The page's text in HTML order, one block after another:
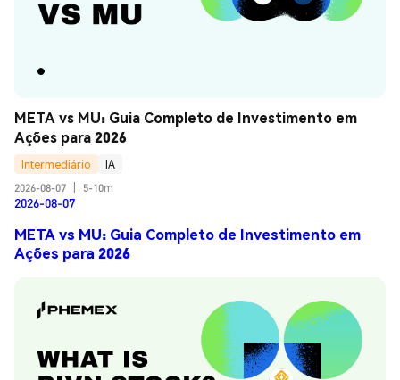
META vs MU: Guia Completo de Investimento em
Ações para 2026
Intermediário
IA
2026-08-07
5-10m
2026-08-07
META vs MU: Guia Completo de Investimento em
Ações para 2026